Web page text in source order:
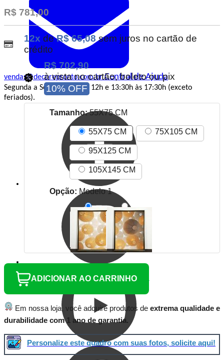
vendas@decorepronto.com.brCentral de Ajuda
Segunda a Sexta das 8h às 12h e 13:30h às 17:30h (exceto
feriados).
R$ 781,00
12x deR$ 65,08 sem juros no cartão de
crédito
R$ 702,90
à vista no cartão, boleto ou pix
10% OFF
Tamanho:55X75 CM
55X75 CM 75X105 CM
95X125 CM
105X145 CM
Opção: Modelo 1
ADICIONAR AO CARRINHO
Em nossa loja, você adquire produtos de extrema qualidade e
durabilidade com 1 ano de garantia.
Personalize este quadro com suas fotos, solicite aqui!